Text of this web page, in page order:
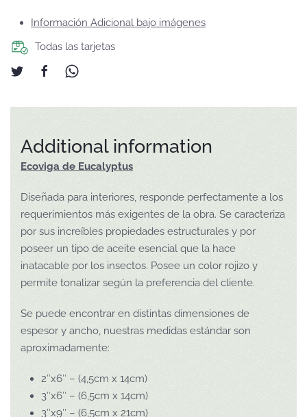
Información Adicional bajo imágenes
Todas las tarjetas
Additional information
Ecoviga de Eucalyptus
Diseñada para interiores, responde perfectamente a los
requerimientos más exigentes de la obra. Se caracteriza
por sus increíbles propiedades estructurales y por
poseer un tipo de aceite esencial que la hace
inatacable por los insectos. Posee un color rojizo y
permite tonalizar según la preferencia del cliente.
Se puede encontrar en distintas dimensiones de
espesor y ancho, nuestras medidas estándar son
aproximadamente:
2″x6″ – (4,5cm x 14cm)
3″x6″ – (6,5cm x 14cm)
3″x9″ – (6,5cm x 21cm)